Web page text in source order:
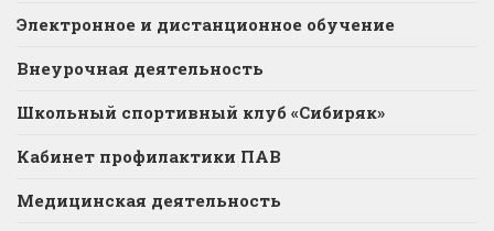
Электронное и дистанционное обучение
Внеурочная деятельность
Школьный спортивный клуб «Сибиряк»
Кабинет профилактики ПАВ
Медицинская деятельность